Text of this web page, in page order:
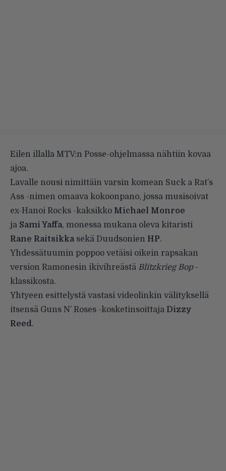
Eilen illalla MTV:n Posse-ohjelmassa nähtiin kovaa
ajoa.
Lavalle nousi nimittäin varsin komean Suck a Rat’s
Ass -nimen omaava kokoonpano, jossa musisoivat
ex-Hanoi Rocks -kaksikko Michael Monroe
ja Sami Yaffa, monessa mukana oleva kitaristi
Rane Raitsikkasekä Duudsonien HP.
Yhdessätuumin poppoo vetäisi oikein rapsakan
version Ramonesin ikivihreästä Blitzkrieg Bop-
klassikosta.
Yhtyeen esittelystä vastasi videolinkin välityksellä
itsensä Guns N’ Roses -kosketinsoittaja Dizzy
Reed.